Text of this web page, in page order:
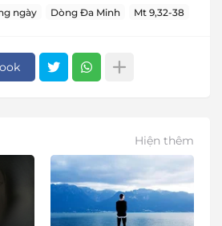
ngày Dòng Đa Minh Mt 9,32-38
Hiện thêm